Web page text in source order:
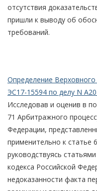
отсутствия
пришли к выводу об
требований.
Определение
ЭС17-15594 по делу N
Исследовав и оценив в
71 Арбитражного
Федерации,
применительно к статье
руководствуясь статьями
кодекса Российской
недоказанности факта